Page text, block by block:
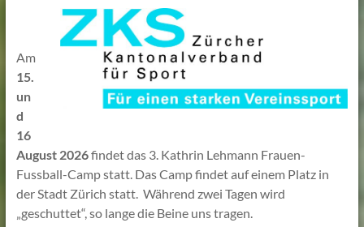
Am
15.
un
d
16
August 2026findet das 3. Kathrin Lehmann Frauen-
Fussball-Camp statt. Das Camp findet auf einem Platz in
der Stadt Zürich statt. Während zwei Tagen wird
„geschuttet“, so lange die Beine uns tragen.